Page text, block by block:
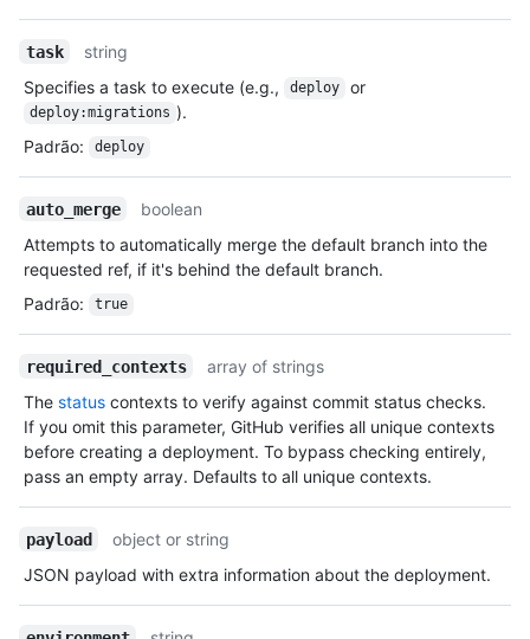
task
string
Specifies a task to execute (e.g.,
deploy or
deploy:migrations ).
Padrão: deploy
auto_merge
boolean
Attempts to automatically merge the default branch into the
requested ref, if it's behind the default branch.
Padrão: true
required_contexts
array of strings
The status contexts to verify against commit status checks.
If you omit this parameter, GitHub verifies all unique contexts
before creating a deployment. To bypass checking entirely,
pass an empty array. Defaults to all unique contexts.
payload
object or string
JSON payload with extra information about the deployment.